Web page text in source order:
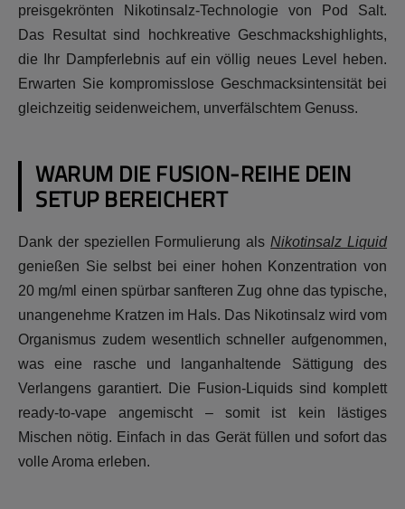
preisgekrönten Nikotinsalz-Technologie von Pod Salt.
Das Resultat sind hochkreative Geschmackshighlights,
die Ihr Dampferlebnis auf ein völlig neues Level heben.
Erwarten Sie kompromisslose Geschmacksintensität bei
gleichzeitig seidenweichem, unverfälschtem Genuss.
WARUM DIE FUSION-REIHE DEIN
SETUP BEREICHERT
Dank der speziellen Formulierung alsNikotinsalz Liquid
genießen Sie selbst bei einer hohen Konzentration von
20 mg/ml einen spürbar sanfteren Zug ohne das typische,
unangenehme Kratzen im Hals. Das Nikotinsalz wird vom
Organismus zudem wesentlich schneller aufgenommen,
was eine rasche und langanhaltende Sättigung des
Verlangens garantiert. Die Fusion-Liquids sind komplett
ready-to-vape angemischt – somit ist kein lästiges
Mischen nötig. Einfach in das Gerät füllen und sofort das
volle Aroma erleben.